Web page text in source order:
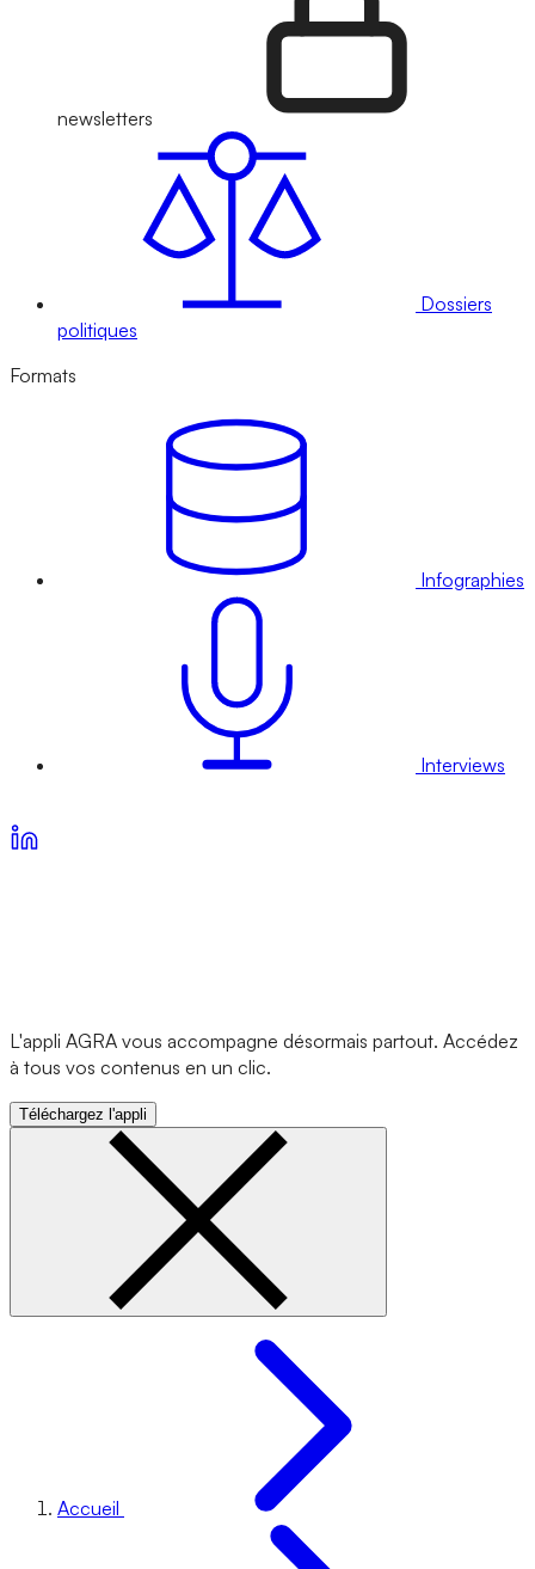
newsletters
Dossiers
politiques
Formats
Infographies
Interviews
L'appli AGRA vous accompagne désormais partout. Accédez
à tous vos contenus en un clic.
Téléchargez l'appli
Accueil